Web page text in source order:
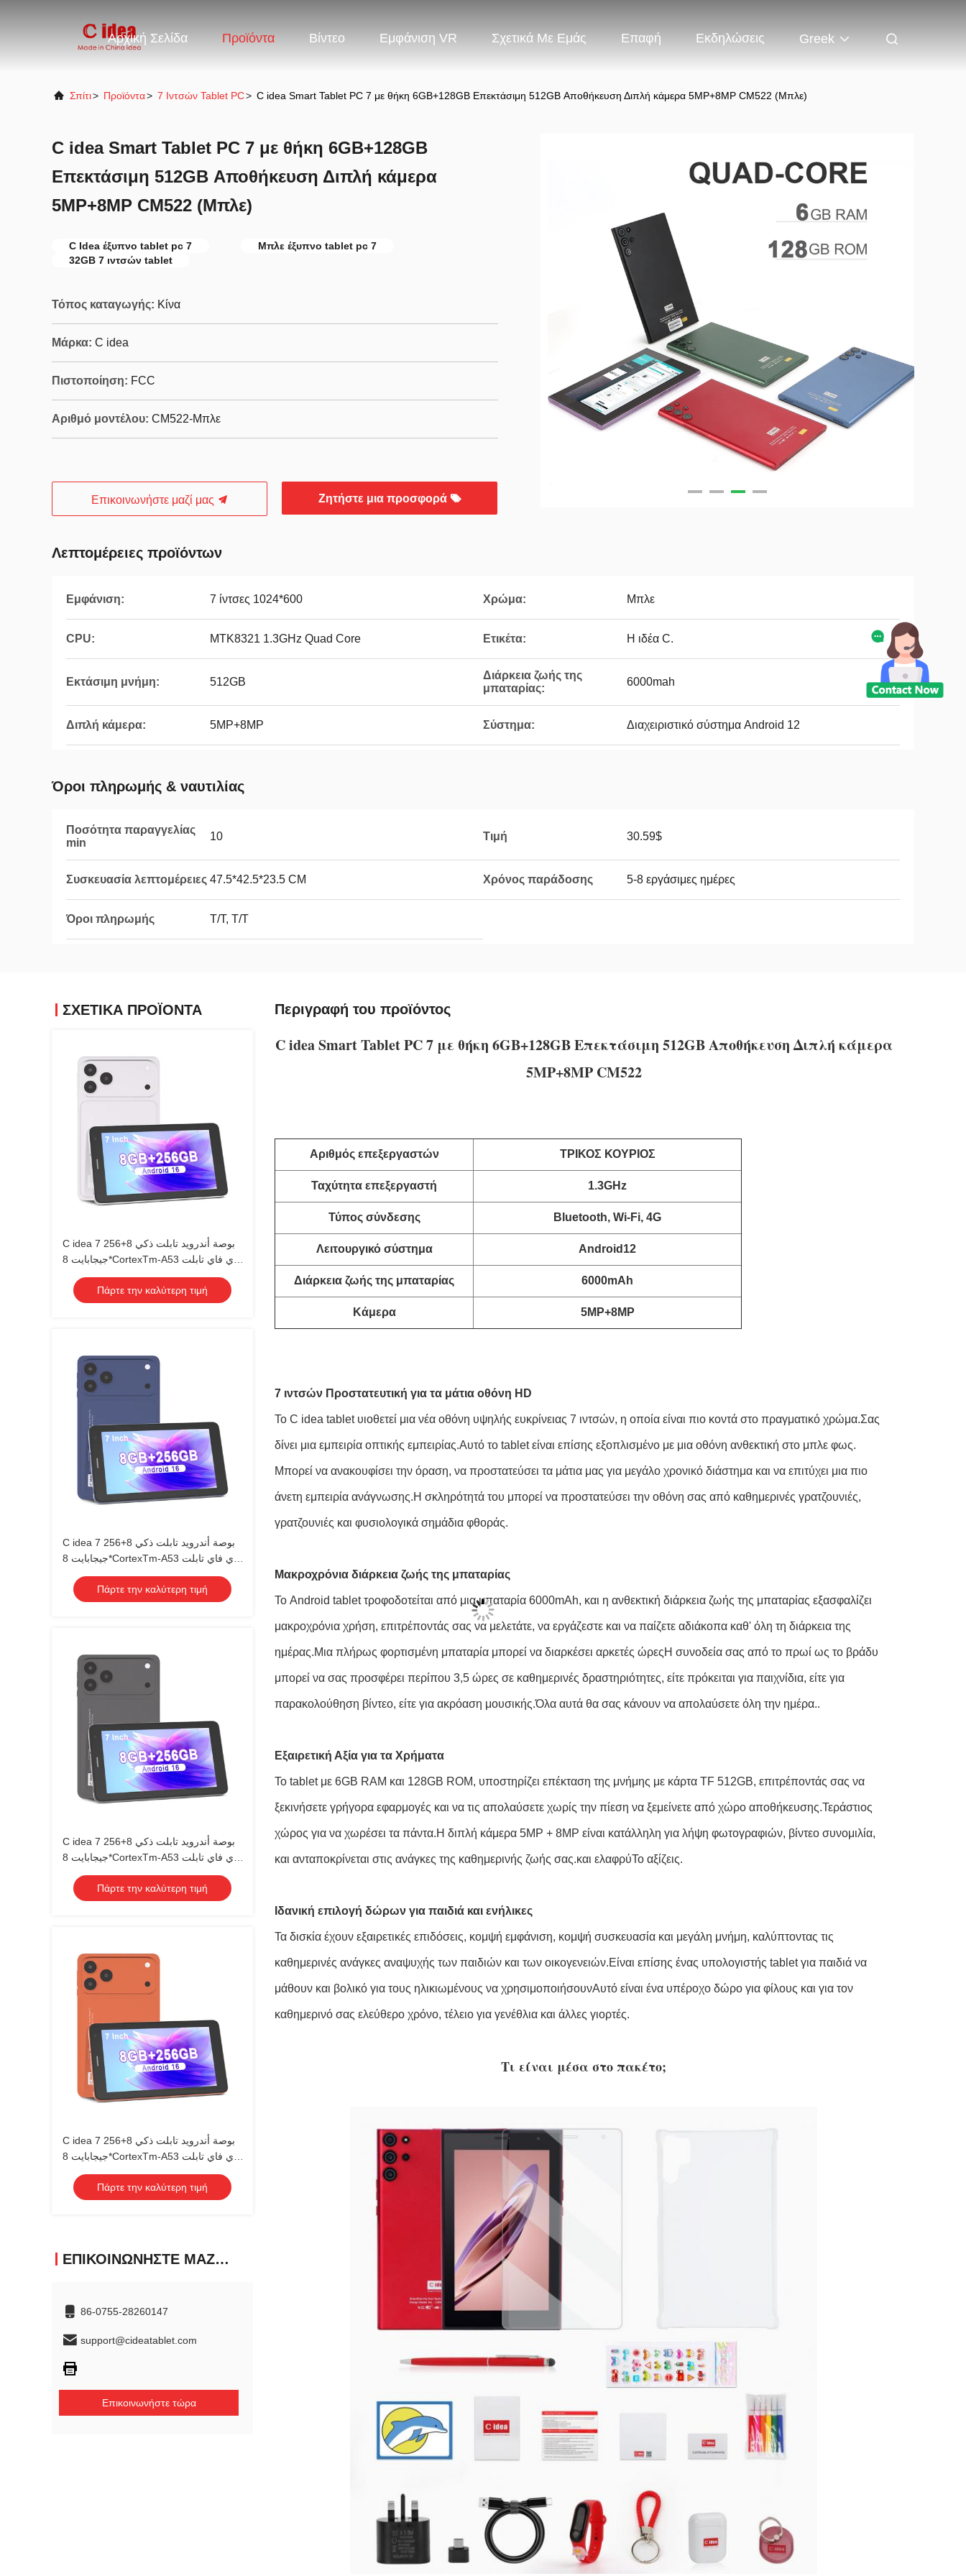
Αρχική Σελίδα Προϊόντα Βίντεο Εμφάνιση VR Σχετικά Με Εμάς Επαφή Εκδηλώσεις Greek
Σπίτι> Προϊόντα> 7 Ιντσών Tablet PC> C idea Smart Tablet PC 7 με θήκη 6GB+128GB Επεκτάσιμη 512GB Αποθήκευση Διπλή κάμερα 5MP+8MP CM522 (Μπλε)
C idea Smart Tablet PC 7 με θήκη 6GB+128GB
Επεκτάσιμη 512GB Αποθήκευση Διπλή κάμερα
5MP+8MP CM522 (Μπλε)
C Idea έξυπνο tablet pc 7
Μπλε έξυπνο tablet pc 7
32GB 7 ιντσών tablet
Τόπος καταγωγής: Κίνα
Μάρκα: C idea
Πιστοποίηση: FCC
Αριθμό μοντέλου: CM522-Μπλε
Επικοινωνήστε μαζί μας Ζητήστε μια προσφορά
Λεπτομέρειες προϊόντων
Εμφάνιση: 7 ίντσες 1024*600 Χρώμα: Μπλε
CPU: MTK8321 1.3GHz Quad Core Ετικέτα: Η ιδέα C.
Εκτάσιμη μνήμη: 512GB
Διάρκεια ζωής της
μπαταρίας:
6000mah
Διπλή κάμερα: 5MP+8MP Σύστημα: Διαχειριστικό σύστημα Android 12
Όροι πληρωμής & ναυτιλίας
Ποσότητα παραγγελίας
min
10 Τιμή 30.59$
Συσκευασία λεπτομέρειες 47.5*42.5*23.5 CM Χρόνος παράδοσης 5-8 εργάσιμες ημέρες
Όροι πληρωμής T/T, T/T
ΣΧΕΤΙΚΑ ΠΡΟΪΟΝΤΑ
C idea 7 بوصة أندرويد تابلت ذكي 8+256
جيجابايت 8*CortexTm-A53 واي فاي تابلت
شاشة لمس عالية الدقة CM517 air
Πάρτε την καλύτερη τιμή
C idea 7 بوصة أندرويد تابلت ذكي 8+256
جيجابايت 8*CortexTm-A53 واي فاي تابلت
شاشة لمس عالية الدقة CM517 air
Πάρτε την καλύτερη τιμή
C idea 7 بوصة أندرويد تابلت ذكي 8+256
جيجابايت 8*CortexTm-A53 واي فاي تابلت
شاشة لمس عالية الدقة CM517 air
Πάρτε την καλύτερη τιμή
C idea 7 بوصة أندرويد تابلت ذكي 8+256
جيجابايت 8*CortexTm-A53 واي فاي تابلت
شاشة لمس عالية الدقة CM517 air
Πάρτε την καλύτερη τιμή
ΕΠΙΚΟΙΝΩΝΉΣΤΕ ΜΑΖΊ ΜΑΣ
86-0755-28260147
support@cideatablet.com
Επικοινωνήστε τώρα
Περιγραφή του προϊόντος
C idea Smart Tablet PC 7 με θήκη 6GB+128GB Επεκτάσιμη 512GB Αποθήκευση Διπλή κάμερα
5MP+8MP CM522
Αριθμός επεξεργαστών ΤΡΙΚΟΣ ΚΟΥΡΙΟΣ
Ταχύτητα επεξεργαστή 1.3GHz
Τύπος σύνδεσης Bluetooth, Wi-Fi, 4G
Λειτουργικό σύστημα Android12
Διάρκεια ζωής της μπαταρίας 6000mAh
Κάμερα 5MP+8MP
7 ιντσών Προστατευτική για τα μάτια οθόνη HD
Το C idea tablet υιοθετεί μια νέα οθόνη υψηλής ευκρίνειας 7 ιντσών, η οποία είναι πιο κοντά στο πραγματικό χρώμα.Σας
δίνει μια εμπειρία οπτικής εμπειρίας.Αυτό το tablet είναι επίσης εξοπλισμένο με μια οθόνη ανθεκτική στο μπλε φως.
Μπορεί να ανακουφίσει την όραση, να προστατεύσει τα μάτια μας για μεγάλο χρονικό διάστημα και να επιτύχει μια πιο
άνετη εμπειρία ανάγνωσης.Η σκληρότητά του μπορεί να προστατεύσει την οθόνη σας από καθημερινές γρατζουνιές,
γρατζουνιές και φυσιολογικά σημάδια φθοράς.
Μακροχρόνια διάρκεια ζωής της μπαταρίας
Το Android tablet τροφοδοτείται από μια μπαταρία 6000mAh, και η ανθεκτική διάρκεια ζωής της μπαταρίας εξασφαλίζει
μακροχρόνια χρήση, επιτρέποντάς σας να μελετάτε, να εργάζεστε και να παίζετε αδιάκοπα καθ' όλη τη διάρκεια της
ημέρας.Μια πλήρως φορτισμένη μπαταρία μπορεί να διαρκέσει αρκετές ώρεςΗ συνοδεία σας από το πρωί ως το βράδυ
μπορεί να σας προσφέρει περίπου 3,5 ώρες σε καθημερινές δραστηριότητες, είτε πρόκειται για παιχνίδια, είτε για
παρακολούθηση βίντεο, είτε για ακρόαση μουσικής.Όλα αυτά θα σας κάνουν να απολαύσετε όλη την ημέρα..
Εξαιρετική Αξία για τα Χρήματα
Το tablet με 6GB RAM και 128GB ROM, υποστηρίζει επέκταση της μνήμης με κάρτα TF 512GB, επιτρέποντάς σας να
ξεκινήσετε γρήγορα εφαρμογές και να τις απολαύσετε χωρίς την πίεση να ξεμείνετε από χώρο αποθήκευσης.Τεράστιος
χώρος για να χωρέσει τα πάντα.Η διπλή κάμερα 5MP + 8MP είναι κατάλληλη για λήψη φωτογραφιών, βίντεο συνομιλία,
και ανταποκρίνεται στις ανάγκες της καθημερινής ζωής σας.και ελαφρύΤο αξίζεις.
Ιδανική επιλογή δώρων για παιδιά και ενήλικες
Τα δισκία έχουν εξαιρετικές επιδόσεις, κομψή εμφάνιση, κομψή συσκευασία και μεγάλη μνήμη, καλύπτοντας τις
καθημερινές ανάγκες αναψυχής των παιδιών και των οικογενειών.Είναι επίσης ένας υπολογιστής tablet για παιδιά να
μάθουν και βολικό για τους ηλικιωμένους να χρησιμοποιήσουνΑυτό είναι ένα υπέροχο δώρο για φίλους και για τον
καθημερινό σας ελεύθερο χρόνο, τέλειο για γενέθλια και άλλες γιορτές.
Τι είναι μέσα στο πακέτο;